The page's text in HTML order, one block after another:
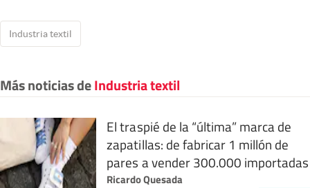
Industria textil
Más noticias deIndustria textil
El traspié de la “última” marca de
zapatillas: de fabricar 1 millón de
pares a vender 300.000 importadas
Ricardo Quesada